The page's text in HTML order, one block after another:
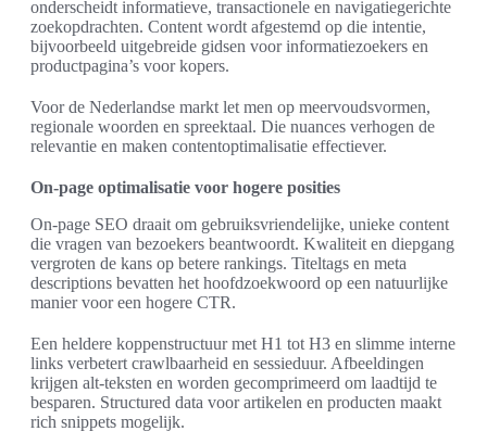
onderscheidt informatieve, transactionele en navigatiegerichte
zoekopdrachten. Content wordt afgestemd op die intentie,
bijvoorbeeld uitgebreide gidsen voor informatiezoekers en
productpagina’s voor kopers.
Voor de Nederlandse markt let men op meervoudsvormen,
regionale woorden en spreektaal. Die nuances verhogen de
relevantie en maken contentoptimalisatie effectiever.
On-page optimalisatie voor hogere posities
On-page SEO draait om gebruiksvriendelijke, unieke content
die vragen van bezoekers beantwoordt. Kwaliteit en diepgang
vergroten de kans op betere rankings. Titeltags en meta
descriptions bevatten het hoofdzoekwoord op een natuurlijke
manier voor een hogere CTR.
Een heldere koppenstructuur met H1 tot H3 en slimme interne
links verbetert crawlbaarheid en sessieduur. Afbeeldingen
krijgen alt-teksten en worden gecomprimeerd om laadtijd te
besparen. Structured data voor artikelen en producten maakt
rich snippets mogelijk.